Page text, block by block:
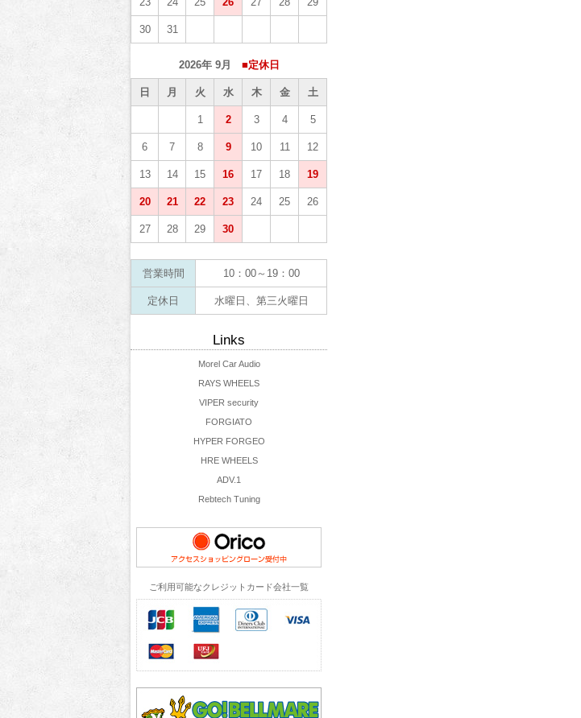
30 31
2026年 9月 ■定休日
日 月 火 水 木 金 土
1 2 3 4 5
6 7 8 9 10 11 12
13 14 15 16 17 18 19
20 21 22 23 24 25 26
27 28 29 30
営業時間 10：00～19：00
定休日 水曜日、第三火曜日
Links
Morel Car Audio
RAYS WHEELS
VIPER security
FORGIATO
HYPER FORGEO
HRE WHEELS
ADV.1
Rebtech Tuning
ご利用可能なクレジットカード会社一覧